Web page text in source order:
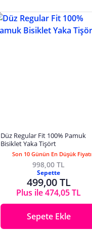
Düz Regular Fit 100% Pamuk
Bisiklet Yaka Tişört
Son 10 Günün En Düşük Fiyatı
998,00 TL
Sepette
499,00 TL
Plus ile 474,05 TL
Sepete Ekle